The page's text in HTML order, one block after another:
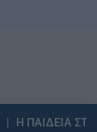
Η ΠΑΙΔΕΙΑ